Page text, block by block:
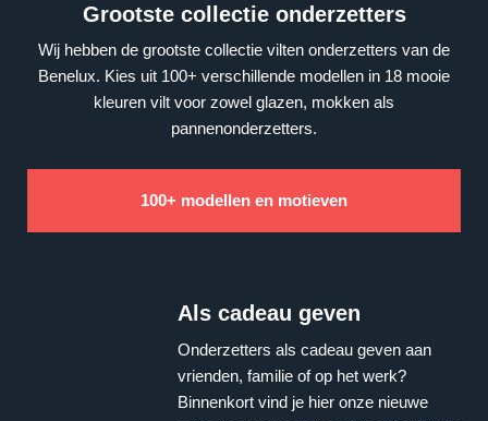
Grootste collectie onderzetters
Wij hebben de grootste collectie vilten onderzetters van de
Benelux. Kies uit 100+ verschillende modellen in 18 mooie
kleuren vilt voor zowel glazen, mokken als
pannenonderzetters.
100+ modellen en motieven
Als cadeau geven
Onderzetters als cadeau geven aan
vrienden, familie of op het werk?
Binnenkort vind je hier onze nieuwe